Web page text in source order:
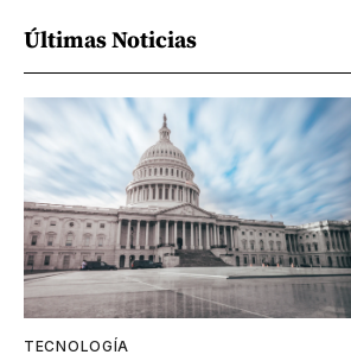
Últimas Noticias
TECNOLOGÍA